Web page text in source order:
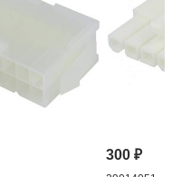
300₽